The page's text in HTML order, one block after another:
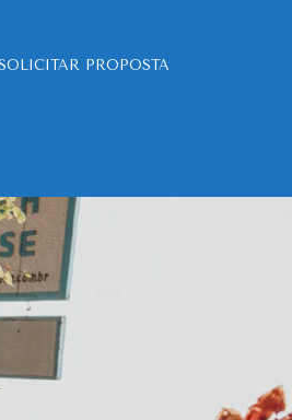
PROPOSTA
no Litoral de São
Perfeito
e Natureza